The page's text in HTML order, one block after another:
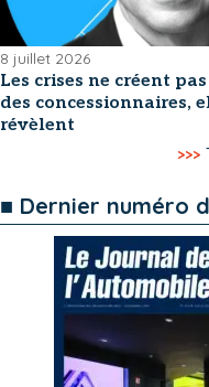
8 juillet 2026
Les crises ne créent
des concessionnaires,
révèlent
>>>
■ Dernier numéro